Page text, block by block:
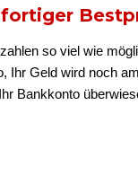
so viel wie
Ihr Geld wird noch
Bankkonto